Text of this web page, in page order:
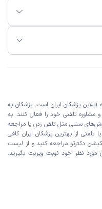
آنلاین پزشکان ایران است. پزشکان به
مشاوره تلفنی خود را فعال کنند. به
سنتی مثل تلفن زدن یا مراجعه
از بهترین پزشکان ایران کافی
دکترتو مراجعه کنید و از لیست
مورد نظر خود نوبت ویزیت بگیرید.